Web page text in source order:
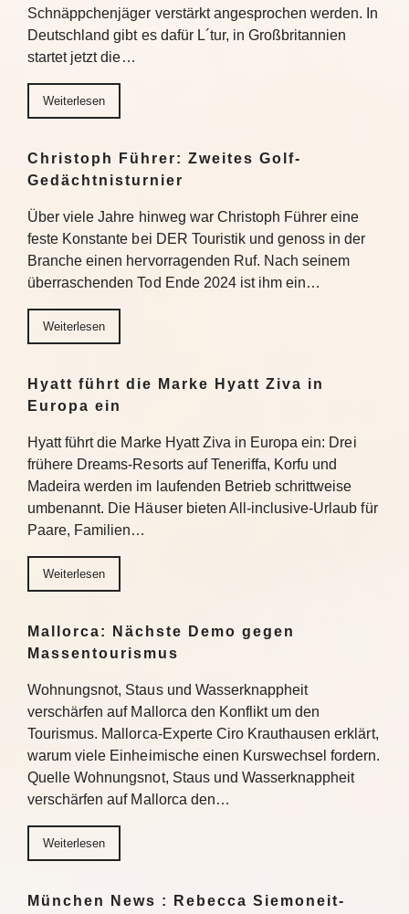
Schnäppchenjäger verstärkt angesprochen werden. In
Deutschland gibt es dafür L´tur, in Großbritannien
startet jetzt die…
Weiterlesen
Christoph Führer: Zweites Golf-
Gedächtnisturnier
Über viele Jahre hinweg war Christoph Führer eine
feste Konstante bei DER Touristik und genoss in der
Branche einen hervorragenden Ruf. Nach seinem
überraschenden Tod Ende 2024 ist ihm ein…
Weiterlesen
Hyatt führt die Marke Hyatt Ziva in
Europa ein
Hyatt führt die Marke Hyatt Ziva in Europa ein: Drei
frühere Dreams-Resorts auf Teneriffa, Korfu und
Madeira werden im laufenden Betrieb schrittweise
umbenannt. Die Häuser bieten All-inclusive-Urlaub für
Paare, Familien…
Weiterlesen
Mallorca: Nächste Demo gegen
Massentourismus
Wohnungsnot, Staus und Wasserknappheit
verschärfen auf Mallorca den Konflikt um den
Tourismus. Mallorca-Experte Ciro Krauthausen erklärt,
warum viele Einheimische einen Kurswechsel fordern.
Quelle Wohnungsnot, Staus und Wasserknappheit
verschärfen auf Mallorca den…
Weiterlesen
München News : Rebecca Siemoneit-